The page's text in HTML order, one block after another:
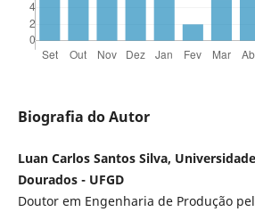
Biografia do Autor
Luan Carlos Santos Silva,
Dourados - UFGD
Doutor em Engenharia de Produção